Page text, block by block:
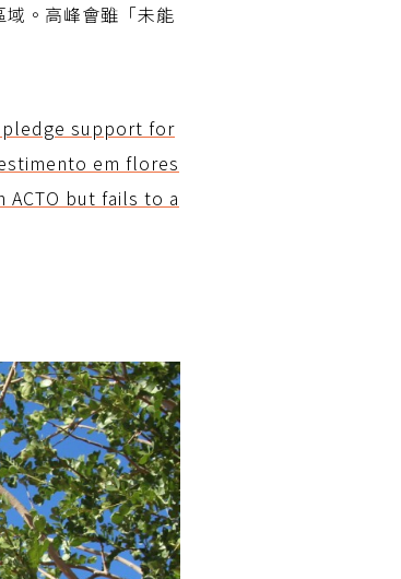
。高峰會雖「未能
pledge support for
em flores
but fails to a